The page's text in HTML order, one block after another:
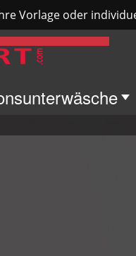
Vorlage oder